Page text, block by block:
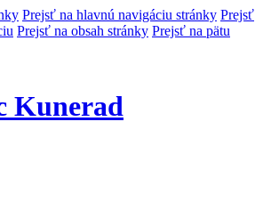
Prejsť na hlavnú navigáciu stránky Prejsť
Prejsť na obsah stránky Prejsť na pätu
Kunerad